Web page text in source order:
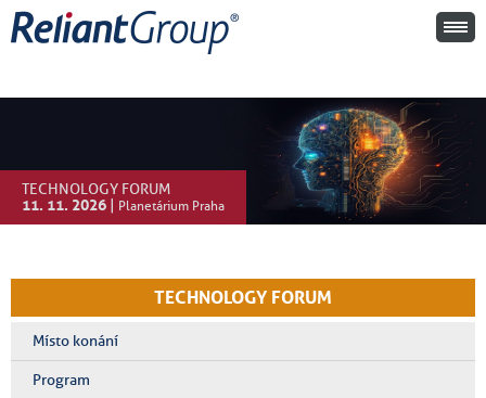
TECHNOLOGY FORUM
11. 11. 2026 | Planetárium Praha
TECHNOLOGY FORUM
Místo konání
Program